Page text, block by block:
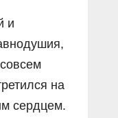
и
на
сердцем.